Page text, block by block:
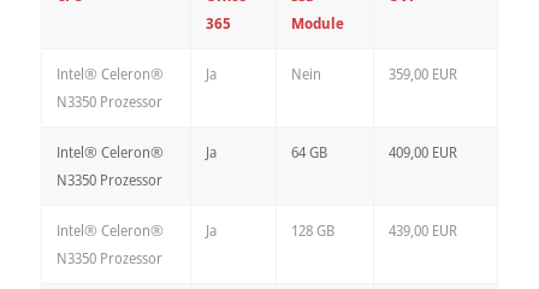
365
Module
Intel® Celeron®
N3350 Prozessor
Ja Nein 359,00 EUR
Intel® Celeron®
N3350 Prozessor
Ja 64 GB 409,00 EUR
Intel® Celeron®
N3350 Prozessor
Ja 128 GB 439,00 EUR